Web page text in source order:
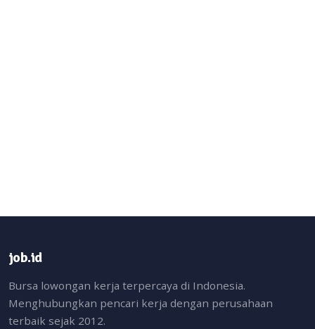
job.id
Bursa lowongan kerja terpercaya di Indonesia.
Menghubungkan pencari kerja dengan perusahaan
terbaik sejak 2012.